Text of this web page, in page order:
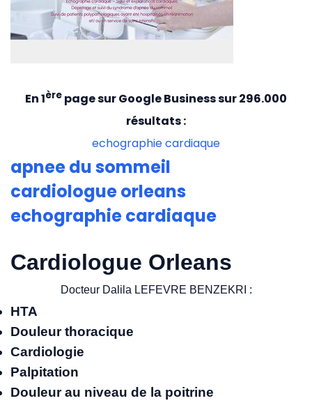
En 1ère page sur Google Business sur 296.000
résultats :
echographie cardiaque
apnee du sommeil
cardiologue orleans
echographie cardiaque
Cardiologue Orleans
Docteur Dalila LEFEVRE BENZEKRI :
HTA
Douleur thoracique
Cardiologie
Palpitation
Douleur au niveau de la poitrine